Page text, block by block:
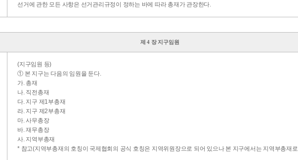
선거에 관한 모든 사항은 선거관리규정이 정하는 바에 따라 총재가 관장한다.
제 4 장 지구임원
(지구임원 등)
① 본 지구는 다음의 임원을 둔다.
가. 총재
나. 직전총재
다. 지구 제1부총재
라. 지구 제2부총재
마. 사무총장
바. 재무총장
사. 지역부총재
* 참고(지역부총재의 호칭이 국제협회의 공식 호칭은 지역위원장으로 되어 있으나 본 지구에서는 지역부총재로